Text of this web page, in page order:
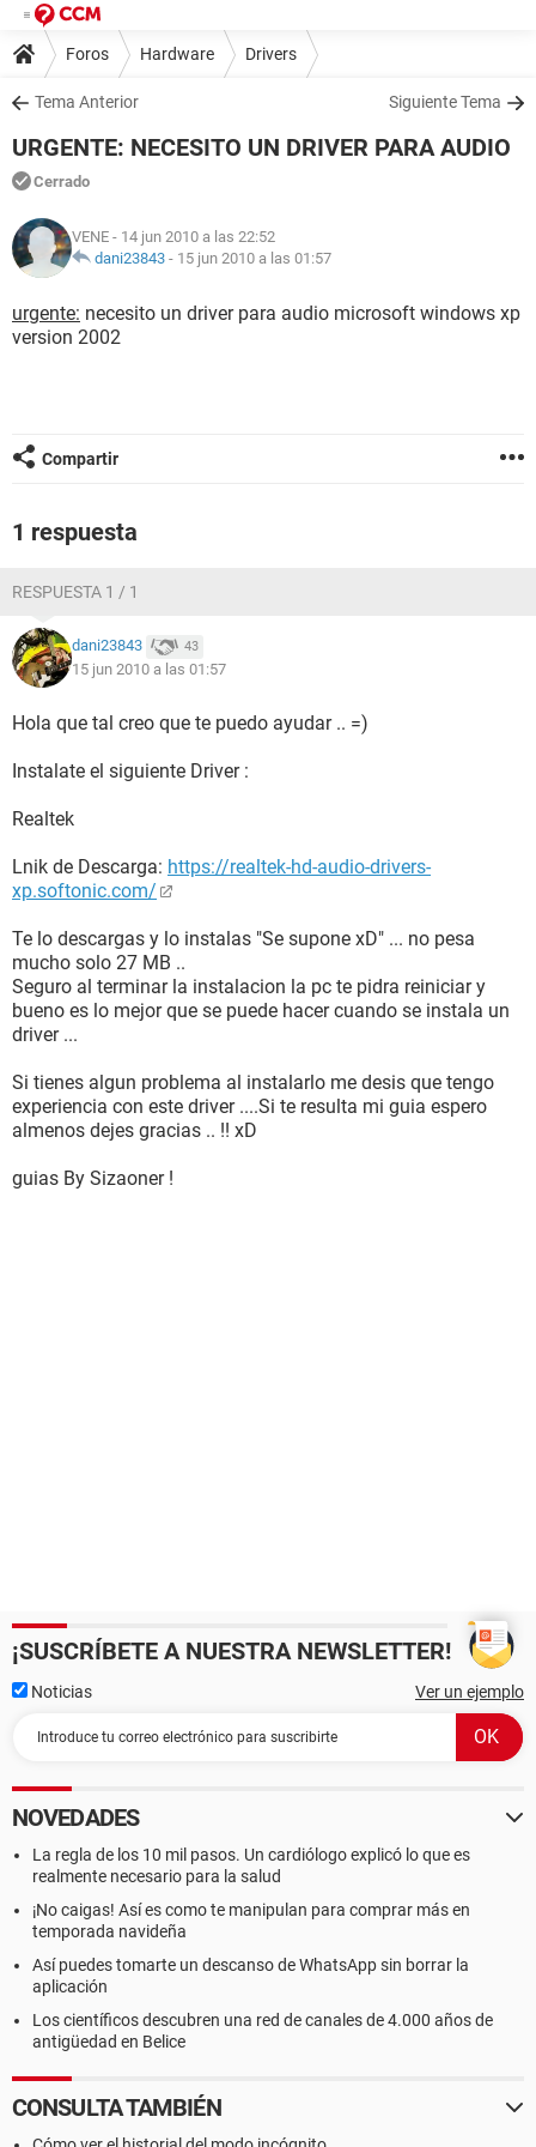
Foros Hardware Drivers
Tema Anterior Siguiente Tema
URGENTE: NECESITO UN DRIVER PARA AUDIO
Cerrado
VENE - 14 jun 2010 a las 22:52
dani23843 - 15 jun 2010 a las 01:57
urgente: necesito un driver para audio microsoft windows xp
version 2002
Compartir
1 respuesta
RESPUESTA 1 / 1
dani23843 43
15 jun 2010 a las 01:57
Hola que tal creo que te puedo ayudar .. =)
Instalate el siguiente Driver :
Realtek
Lnik de Descarga: https://realtek-hd-audio-drivers-
xp.softonic.com/
Te lo descargas y lo instalas "Se supone xD" ... no pesa
mucho solo 27 MB ..
Seguro al terminar la instalacion la pc te pidra reiniciar y
bueno es lo mejor que se puede hacer cuando se instala un
driver ...
Si tienes algun problema al instalarlo me desis que tengo
experiencia con este driver ....Si te resulta mi guia espero
almenos dejes gracias .. !! xD
guias By Sizaoner !
¡SUSCRÍBETE A NUESTRA NEWSLETTER!
Noticias Ver un ejemplo
NOVEDADES
La regla de los 10 mil pasos. Un cardiólogo explicó lo que es
realmente necesario para la salud
¡No caigas! Así es como te manipulan para comprar más en
temporada navideña
Así puedes tomarte un descanso de WhatsApp sin borrar la
aplicación
Los científicos descubren una red de canales de 4.000 años de
antigüedad en Belice
CONSULTA TAMBIÉN